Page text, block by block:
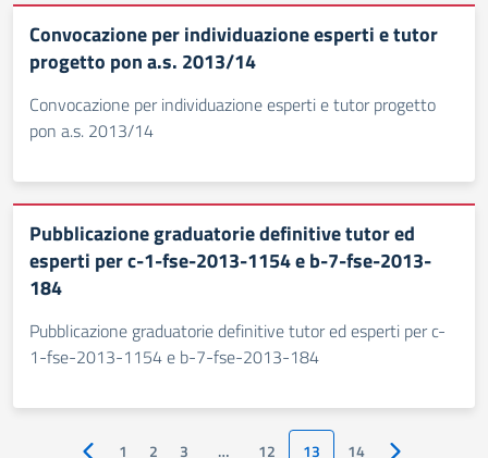
Convocazione per individuazione esperti e tutor
progetto pon a.s. 2013/14
Convocazione per individuazione esperti e tutor progetto
pon a.s. 2013/14
Pubblicazione graduatorie definitive tutor ed
esperti per c-1-fse-2013-1154 e b-7-fse-2013-
184
Pubblicazione graduatorie definitive tutor ed esperti per c-
1-fse-2013-1154 e b-7-fse-2013-184
1 2 3 … 12 13 14